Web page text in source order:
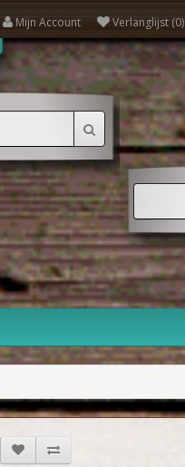
Mijn Account Verlanglijst (0)